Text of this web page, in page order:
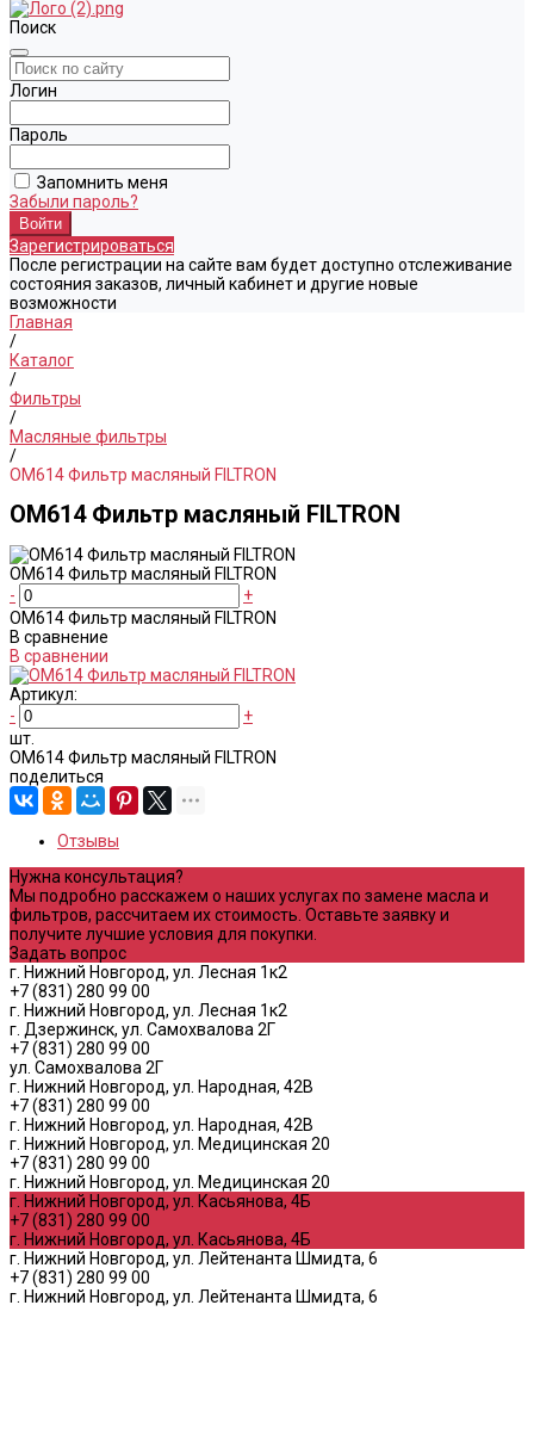
Поиск
Логин
Пароль
Запомнить меня
Забыли пароль?
Зарегистрироваться
После регистрации на сайте вам будет доступно отслеживание
состояния заказов, личный кабинет и другие новые
возможности
Главная
/
Каталог
/
Фильтры
/
Масляные фильтры
/
OM614 Фильтр масляный FILTRON
OM614 Фильтр масляный FILTRON
OM614 Фильтр масляный FILTRON
-
+
OM614 Фильтр масляный FILTRON
В сравнение
В сравнении
Артикул:
-
+
шт.
OM614 Фильтр масляный FILTRON
поделиться
Отзывы
Нужна консультация?
Мы подробно расскажем о наших услугах по замене масла и
фильтров, рассчитаем их стоимость. Оставьте заявку и
получите лучшие условия для покупки.
Задать вопрос
г. Нижний Новгород, ул. Лесная 1к2
+7 (831) 280 99 00
г. Нижний Новгород, ул. Лесная 1к2
г. Дзержинск, ул. Самохвалова 2Г
+7 (831) 280 99 00
ул. Самохвалова 2Г
г. Нижний Новгород, ул. Народная, 42В
+7 (831) 280 99 00
г. Нижний Новгород, ул. Народная, 42В
г. Нижний Новгород, ул. Медицинская 20
+7 (831) 280 99 00
г. Нижний Новгород, ул. Медицинская 20
г. Нижний Новгород, ул. Касьянова, 4Б
+7 (831) 280 99 00
г. Нижний Новгород, ул. Касьянова, 4Б
г. Нижний Новгород, ул. Лейтенанта Шмидта, 6
+7 (831) 280 99 00
г. Нижний Новгород, ул. Лейтенанта Шмидта, 6